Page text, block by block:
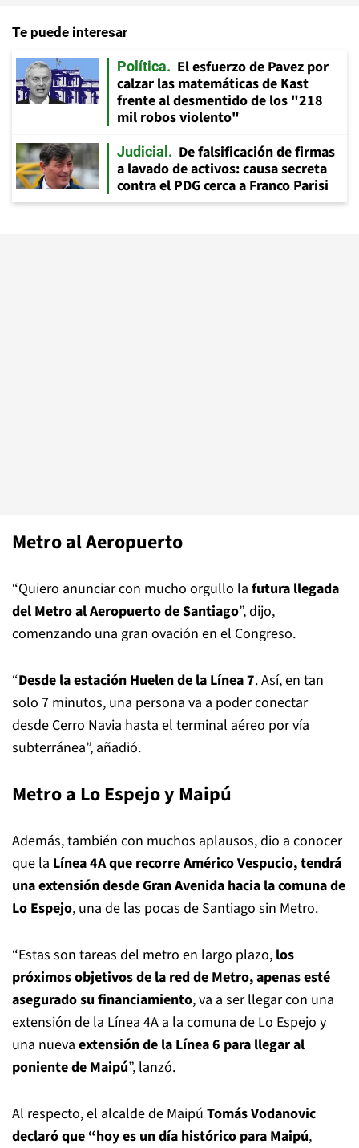
Te puede interesar
Política
El esfuerzo de Pavez por
calzar las matemáticas de Kast
frente al desmentido de los "218
mil robos violento"
Judicial
De falsificación de firmas
a lavado de activos: causa secreta
contra el PDG cerca a Franco Parisi
Metro al Aeropuerto
“Quiero anunciar con mucho orgullo la futura llegada
del Metro al Aeropuerto de Santiago”, dijo,
comenzando una gran ovación en el Congreso.
“Desde la estación Huelen de la Línea 7. Así, en tan
solo 7 minutos, una persona va a poder conectar
desde Cerro Navia hasta el terminal aéreo por vía
subterránea”, añadió.
Metro a Lo Espejo y Maipú
Además, también con muchos aplausos, dio a conocer
que la Línea 4A que recorre Américo Vespucio, tendrá
una extensión desde Gran Avenida hacia la comuna de
Lo Espejo, una de las pocas de Santiago sin Metro.
“Estas son tareas del metro en largo plazo, los
próximos objetivos de la red de Metro, apenas esté
asegurado su financiamiento, va a ser llegar con una
extensión de la Línea 4A a la comuna de Lo Espejo y
una nueva extensión de la Línea 6 para llegar al
poniente de Maipú”, lanzó.
Al respecto, el alcalde de Maipú Tomás Vodanovic
declaró que “hoy es un día histórico para Maipú,